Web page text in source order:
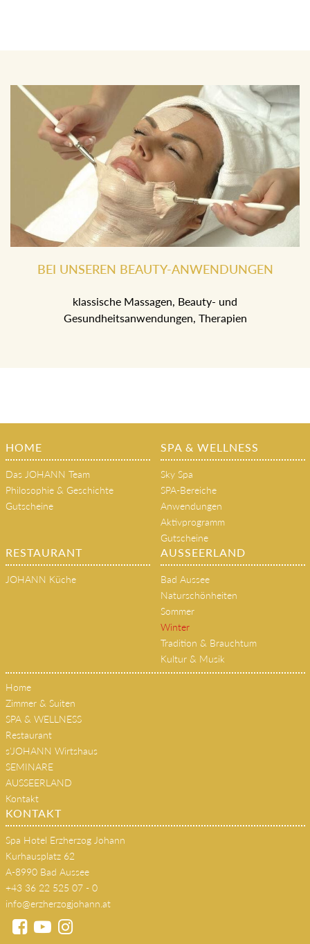
Gesundheitsanwendungen, Therapien
Das JOHANN Team
Philosophie & Geschichte
Gutscheine
Sky Spa
SPA-Bereiche
Anwendungen
Aktivprogramm
Gutscheine
JOHANN Küche
AUSSEERLAND
Bad Aussee
Naturschönheiten
Sommer
Winter
Tradition & Brauchtum
Kultur & Musik
Home
Zimmer & Suiten
SPA & WELLNESS
Restaurant
s'JOHANN Wirtshaus
SEMINARE
AUSSEERLAND
Kontakt
KONTAKT
Spa Hotel Erzherzog Johann
Kurhausplatz 62
A-8990 Bad Aussee
+43 36 22 525 07 - 0
info@erzherzogjohann.at